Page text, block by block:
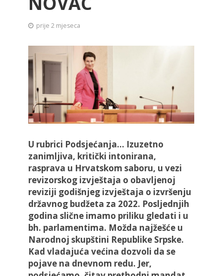
prije 2 mjeseca
U rubrici Podsjećanja... Izuzetno
zanimljiva, kritički intonirana,
rasprava u Hrvatskom saboru, u vezi
revizorskog izvještaja o obavljenoj
reviziji godišnjeg izvještaja o izvršenju
državnog budžeta za 2022. Posljednjih
godina slične imamo priliku gledati i u
bh. parlamentima. Možda najžešće u
Narodnoj skupštini Republike Srpske.
Kad vladajuća većina dozvoli da se
pojave na dnevnom redu. Jer,